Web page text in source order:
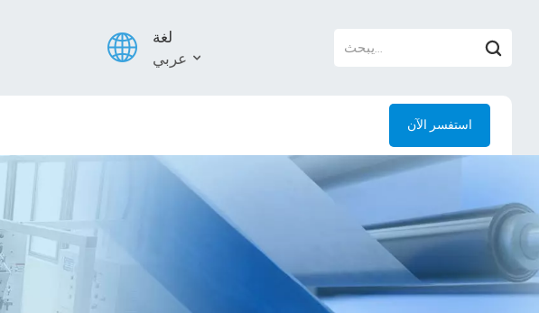
لغة
عربي
عربي
استفسر الآن